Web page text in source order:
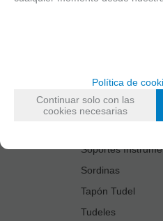
Estuches
Limpiadores
Protectores Boquilla
Soportes
Sordinas
Tapón Tudel
Tudeles
Política de
Continuar solo con las
cookies necesarias